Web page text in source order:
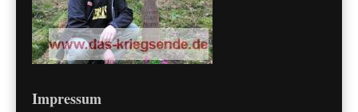
Impressum